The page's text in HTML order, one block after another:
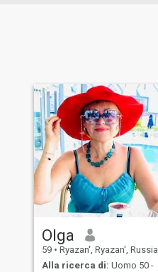
Olga
59 • Ryazan', Ryazan', Russia
Alla ricerca di: Uomo 50 -